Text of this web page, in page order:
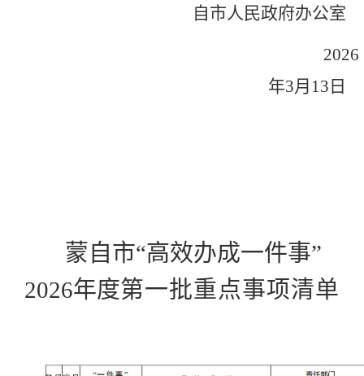
自市人民政府办公室
2026
年3月 13 日
蒙自市“高效办成一件事”
2026年度第一批重点事项清单